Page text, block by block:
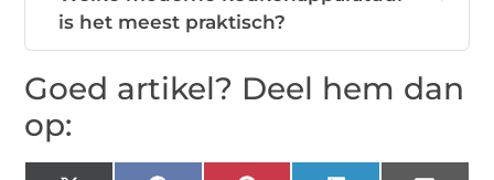
is het meest praktisch?
Goed artikel? Deel hem dan
op: